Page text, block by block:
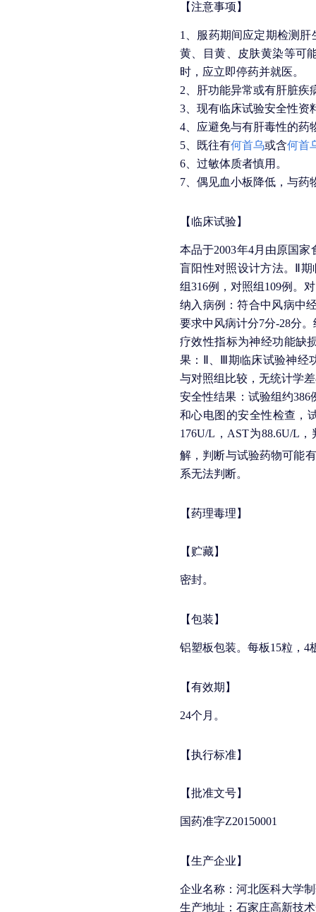
【注意事项】
1、服药期间应定期检测
黄、目黄、皮肤黄染等可
时，应立即停药并就医。
2、肝功能异常或有肝脏疾
3、现有临床试验安全性资
4、应避免与有肝毒性的药
5、既往有何首乌或含何首
6、过敏体质者慎用。
7、偶见血小板降低，与药
【临床试验】
本品于2003年4月由原国
盲阳性对照设计方法。Ⅱ
组316例，对照组109例。
纳入病例：符合中风病中
要求中风病计分7分-28分
疗效性指标为神经功能缺
果：Ⅱ、Ⅲ期临床试验神经
与对照组比较，无统计学
安全性结果：试验组约
和心电图的安全性检查，
176U/L，AST为88.6U/L
解，判断与试验药物可能
系无法判断。
【药理毒理】
【贮藏】
密封。
【包装】
铝塑板包装。每板15粒，4
【有效期】
24个月。
【执行标准】
【批准文号】
国药准字Z20150001
【生产企业】
企业名称：河北医科大学
生产地址：石家庄高新技